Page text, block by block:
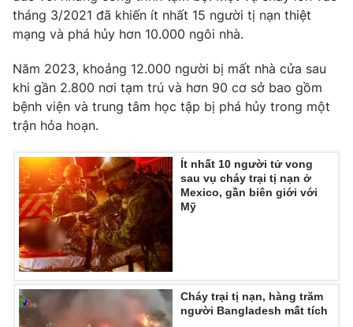
Cơ quan báo chí:Thời báo VTV
Giấy phép hoạt động báo in và báo điện tử số 483/GP-BTTTT
Tổng Biên tập:Vũ Thanh Thủy
Phó Tổng Biên tập:Nguyễn Thị Mỹ Hạnh, Phạm Quốc Thắng,
Nguyễn Trọng Ninh
Ðiện thoại Thời báo VTV:024.66 897 897
Email:toasoan@vtv.vn
Liên hệ quảng cáo:024-7300.7108
tháng 3/2021 đã khiến ít nhất 15 người tị nạn thiệt
mạng và phá hủy hơn 10.000 ngôi nhà.
Năm 2023, khoảng 12.000 người bị mất nhà cửa sau
khi gần 2.800 nơi tạm trú và hơn 90 cơ sở bao gồm
bệnh viện và trung tâm học tập bị phá hủy trong một
trận hỏa hoạn.
Ít nhất 10 người tử vong
sau vụ cháy trại tị nạn ở
Mexico, gần biên giới với
Mỹ
Cháy trại tị nạn, hàng trăm
người Bangladesh mất tích